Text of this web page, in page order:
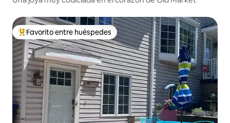
Favorito entre huéspedes preferido
Favorito entre huéspedes